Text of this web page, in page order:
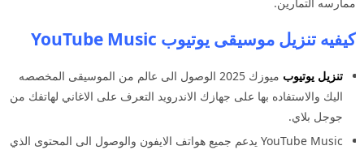
ممارسه التمارين.
كيفيه تنزيل موسيقى يوتيوب YouTube Music
تنزيل يوتيوب
ميوزك 2025 الوصول الى عالم من الموسيقى المخصصه
اليك والاستفاده بها على جهازك الاندرويد التعرف على الاغاني لهاتفك من
جوجل بلاي.
YouTube Music يدعم جميع هواتف الايفون والوصول الى المحتوى الذي